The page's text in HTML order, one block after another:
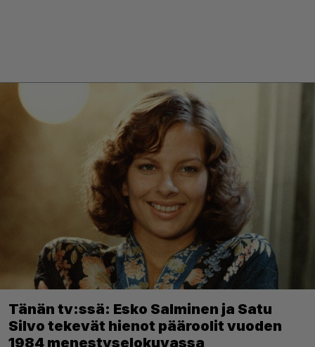
Tänän tv:ssä: Esko Salminen ja Satu
Silvo tekevät hienot pääroolit vuoden
1984 menestyselokuvassa